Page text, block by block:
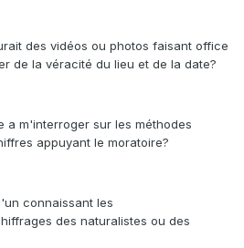
des vidéos ou photos faisant office
de la véracité du lieu et de la date?
a m'interroger sur les méthodes
appuyant le moratoire?
connaissant les
des naturalistes ou des